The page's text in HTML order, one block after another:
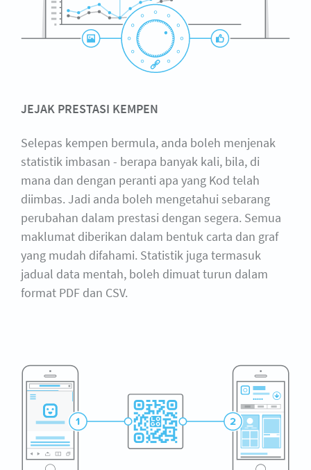
JEJAK PRESTASI KEMPEN
Selepas kempen bermula, anda boleh menjenak
statistik imbasan - berapa banyak kali, bila, di
mana dan dengan peranti apa yang Kod telah
diimbas. Jadi anda boleh mengetahui sebarang
perubahan dalam prestasi dengan segera. Semua
maklumat diberikan dalam bentuk carta dan graf
yang mudah difahami. Statistik juga termasuk
jadual data mentah, boleh dimuat turun dalam
format PDF dan CSV.